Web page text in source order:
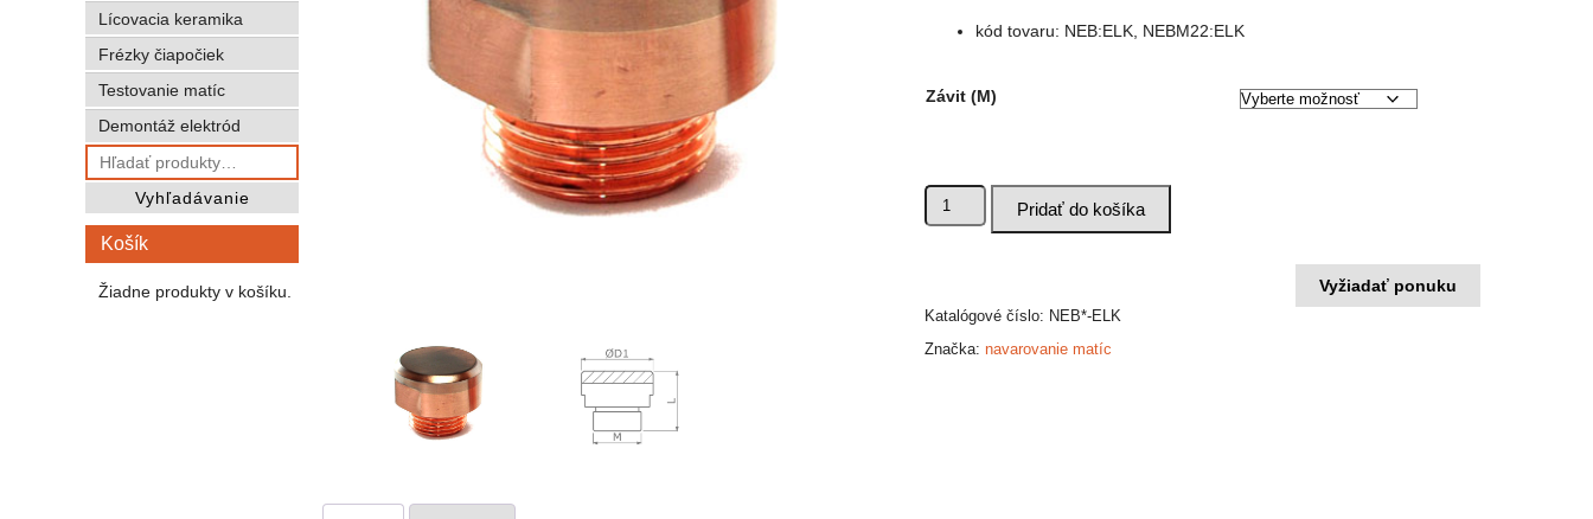
kód tovaru: NEB:ELK, NEBM22:ELK
Závit (M)
množstvo
Odolná
horná
Pridať do košíka
Vyžiadať ponuku
Katalógové číslo: NEB*-ELK
Značka: navarovanie matíc
Lícovacia keramika
Frézky čiapočiek
Testovanie matíc
Demontáž elektród
Hľadať:
Vyhľadávanie
Košík
Žiadne produkty v košíku.